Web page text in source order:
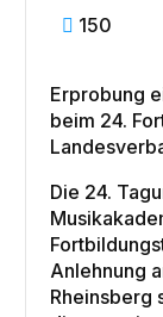
150
Erprobung
beim 24.
Die 24.
Anlehnung
Rheinsberg